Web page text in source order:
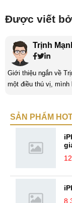
Được viết
Trịnh
Giới thiệu ngắn về Trịnh Mạnh Cường
một điều thú vị, mình
hiểu biết mới mẻ và
SẢN PHẨM